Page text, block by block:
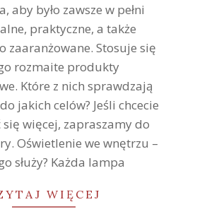
aby było zawsze w pełni
praktyczne, a także
zaaranżowane. Stosuje się
rozmaite produkty
Które z nich sprawdzają
jakich celów? Jeśli chcecie
więcej, zapraszamy do
Oświetlenie we wnętrzu –
służy? Każda lampa
WIĘCEJ